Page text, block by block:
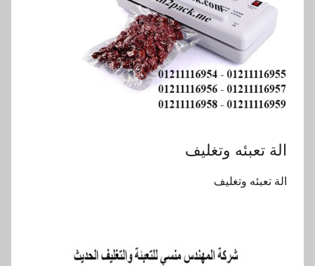
الة تعبئه وتغليف
الة تعبئه وتغليف